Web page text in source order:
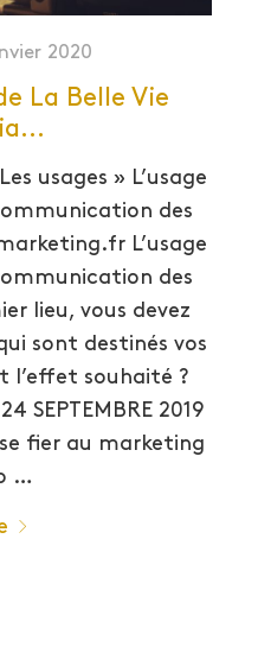
2020
La Belle Vie
usages » L’usage
des
L’usage
des
lieu, vous devez
sont destinés vos
l’effet souhaité ?
SEPTEMBRE 2019
fier au marketing
…